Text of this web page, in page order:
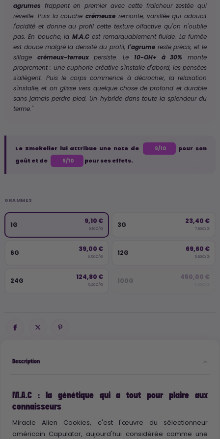
agrumes frappent en premier avec cette fraîcheur zestée qui
réveille. Puis la couche crémeuse remonte, vanillée qui adoucit
l'acidité et donne au profil cette texture olfactive qu'on n'oublie
pas. En bouche, la M.A.Cest remarquablement fluide. La fumée
est douce malgré la densité du profil, l'agrumereste précis, et le
sillage crémeux-terreuxpersiste. Le 10-OH+ à 30%
monte
proprement : une euphorie créative s'installe d'abord, les pensées
s'allègent. Puis le corps commence à décrocher, la relaxation
s'installe, et on glisse vers quelque chose de profond et durable
sans jamais perdre pied. Un hybride dans toute la splendeur du
terme."
Le Smokelier lui attribue une note de 9/10
pour son
goût et de
9/10 pour ses effets.
GRAMMES
1G 9,10 €
9,10€/G 3G 23,40 €
7,80€/G
6G 39,00 €
6,50€/G 12G 69,60 €
5,80€/G
24G 124,80 €
5,20€/G 100G 450,00 €
Description
M.A.C : la génétique qui a tout pour plaire aux
connaisseurs
Miracle Alien Cookies, c'est l'œuvre du sélectionneur
américain Capulator, aujourd'hui considérée comme une